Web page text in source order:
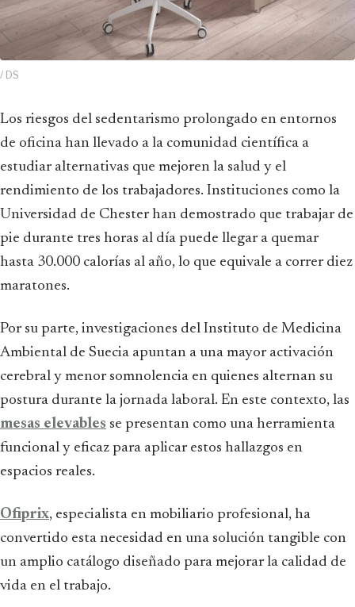
/ DS
Los riesgos del sedentarismo prolongado en entornos
de oficina han llevado a la comunidad científica a
estudiar alternativas que mejoren la salud y el
rendimiento de los trabajadores. Instituciones como la
Universidad de Chester han demostrado que trabajar de
pie durante tres horas al día puede llegar a quemar
hasta 30.000 calorías al año, lo que equivale a correr diez
maratones.
Por su parte, investigaciones del Instituto de Medicina
Ambiental de Suecia apuntan a una mayor activación
cerebral y menor somnolencia en quienes alternan su
postura durante la jornada laboral. En este contexto, las
mesas elevables se presentan como una herramienta
funcional y eficaz para aplicar estos hallazgos en
espacios reales.
Ofiprix, especialista en mobiliario profesional, ha
convertido esta necesidad en una solución tangible con
un amplio catálogo diseñado para mejorar la calidad de
vida en el trabajo.